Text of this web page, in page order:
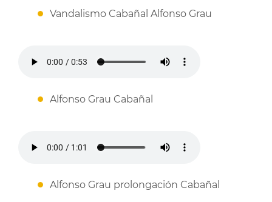
Vandalismo Cabañal Alfonso Grau
Alfonso Grau Cabañal
Alfonso Grau prolongación Cabañal